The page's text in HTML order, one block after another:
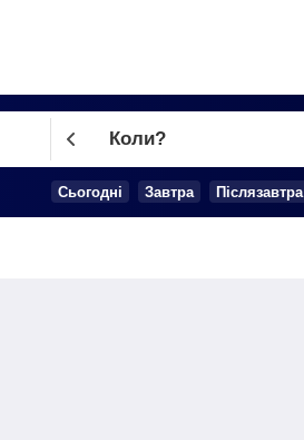
Коли?
Cьогодні Завтра Післязавтра